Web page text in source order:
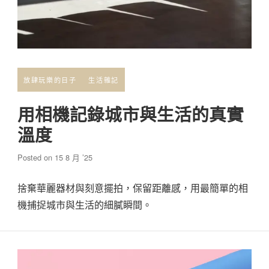
放肆玩樂的日子 生活雜記
用相機記錄城市與生活的真實
溫度
Posted on 15 8 月 ’25
捨棄華麗器材與刻意擺拍，保留距離感，用最簡單的相
機捕捉城市與生活的細膩瞬間。